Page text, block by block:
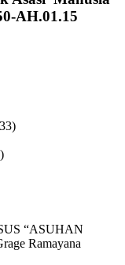
AH.01.15
“ASUHAN
Ramayana